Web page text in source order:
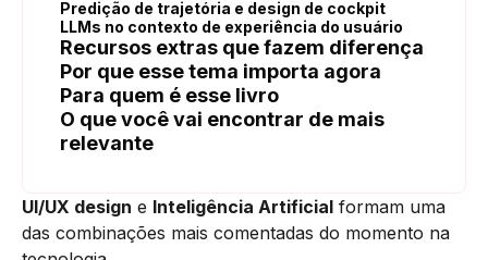
Predição de trajetória e design de cockpit
LLMs no contexto de experiência do usuário
Recursos extras que fazem diferença
Por que esse tema importa agora
Para quem é esse livro
O que você vai encontrar de mais
relevante
UI/UX design e Inteligência Artificial formam uma
das combinações mais comentadas do momento na